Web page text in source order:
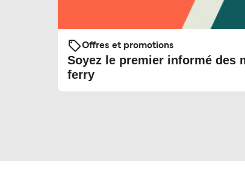
Offres et promotions
Soyez le premier informé des
ferry